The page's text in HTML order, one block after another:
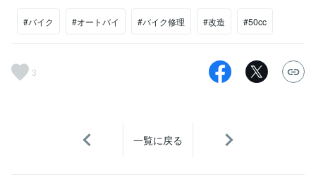
#バイク #オートバイ #バイク修理 #改造 #50cc
3
一覧に戻る